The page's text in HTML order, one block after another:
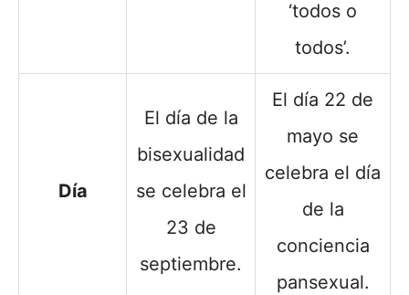
‘todos o
todos’.
Día
El día de la
bisexualidad
se celebra el
23 de
septiembre.
El día 22 de
mayo se
celebra el día
de la
conciencia
pansexual.